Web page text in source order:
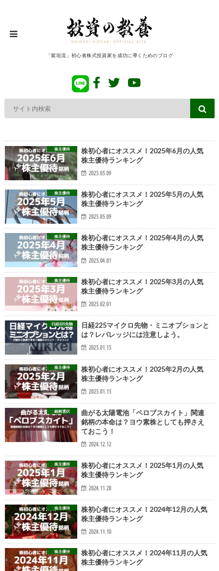
「紫垣流」初心者株式投資家を成功に導くためのブログ
株主優待
株初心者にオススメ！2025年6月の人気
株主優待ランキング
2025.05.09
株主優待
株初心者にオススメ！2025年5月の人気
株主優待ランキング
2025.05.09
株主優待
株初心者にオススメ！2025年4月の人気
株主優待ランキング
2025.04.01
株主優待
株初心者にオススメ！2025年3月の人気
株主優待ランキング
2025.02.01
日経225先物
日経225マイクロ先物・ミニオプションと
は？レバレッジには注意しよう。
2025.01.15
株主優待
株初心者にオススメ！2025年2月の人気
株主優待ランキング
2025.01.15
銘柄選択
曲がる太陽電池「ペロブスカイト」関連
銘柄の本命は？ヨウ素株としても押さえ
ておこう！
2024.12.12
株主優待
株初心者にオススメ！2025年1月の人気
株主優待ランキング
2024.11.28
株主優待
株初心者にオススメ！2024年12月の人気
株主優待ランキング
2024.11.10
株主優待
株初心者にオススメ！2024年11月の人気
株主優待ランキング